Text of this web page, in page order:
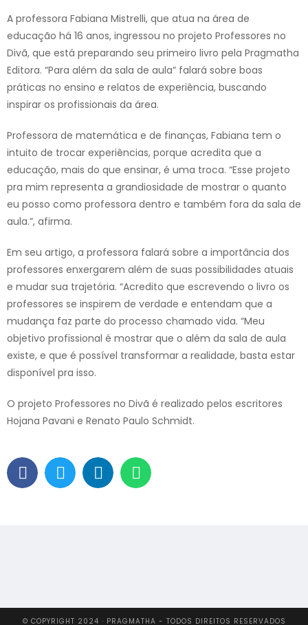
A professora Fabiana Mistrelli, que atua na área de
educação há 16 anos, ingressou no projeto Professores no
Divã, que está preparando seu primeiro livro pela Pragmatha
Editora. “Para além da sala de aula” falará sobre boas
práticas no ensino e relatos de experiência, buscando
inspirar os profissionais da área.
Professora de matemática e de finanças, Fabiana tem o
intuito de trocar experiências, porque acredita que a
educação, mais do que ensinar, é uma troca. “Esse projeto
pra mim representa a grandiosidade de mostrar o quanto
eu posso como professora dentro e também fora da sala de
aula.”, afirma.
Em seu artigo, a professora falará sobre a importância dos
professores enxergarem além de suas possibilidades atuais
e mudar sua trajetória. “Acredito que escrevendo o livro os
professores se inspirem de verdade e entendam que a
mudança faz parte do processo chamado vida. “Meu
objetivo profissional é mostrar que o além da sala de aula
existe, e que é possível transformar a realidade, basta estar
disponível pra isso.
O projeto Professores no Divã é realizado pelos escritores
Hojana Pavani e Renato Paulo Schmidt.
© COPYRIGHT 2024 · PRAGMATHA - TODOS DIREITOS RESERVADOS